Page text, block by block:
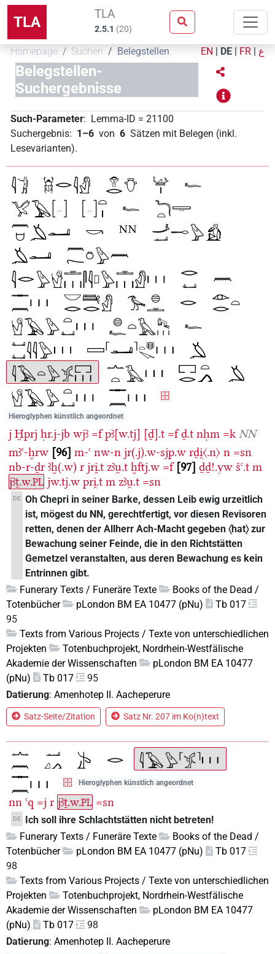
TLA TLA
2.5.1 (20)
Homepage Suchen Belegstellen EN | DE | FR | ع
Belegstellen-
Suchergebnisse
Such-Parameter: Lemma-ID = 21100
Suchergebnis: 1–6 von 6 Sätzen mit Belegen (inkl.
Lesevarianten).
Hieroglyphen künstlich angeordnet
j Ḫprj ḥr.j-jb wjꜣ =f pꜣ[w.tj] [ḏ].t =f ḏ.t nḥm =k NN
mꜣꜥ-ḫrw 96 m-ꜥ nw-n jr(.j).w-sjp.w rḏi̯〈.n〉 n =sn
nb-r-ḏr ꜣḫ(.w) r jri̯.t zꜣu̯.t ḫftj.w =f 97 ḏḏ!.yw šꜥ.t m
jꜣṯ.w.PL jw.tj.w pri̯.t m zꜣu̯.t =sn
DE Oh Chepri in seiner Barke, dessen Leib ewig urzeitlich
ist, mögest du NN, gerechtfertigt, vor diesen Revisoren
retten, denen der Allherr Ach-Macht gegeben 〈hat〉 zur
Bewachung seiner Feinde, die in den Richtstätten
Gemetzel veranstalten, aus deren Bewachung es kein
Entrinnen gibt.
Funerary Texts / Funeräre Texte
Books of the Dead /
Totenbücher
pLondon BM EA 10477 (pNu)
Tb 017
95
Texts from Various Projects / Texte von unterschiedlichen
Projekten
Totenbuchprojekt, Nordrhein-Westfälische
Akademie der Wissenschaften
pLondon BM EA 10477
(pNu)
Tb 017
95
Datierung: Amenhotep II. Aacheperure
Satz-Seite/Zitation Satz Nr. 207 im Ko(n)text
Hieroglyphen künstlich angeordnet
nn ꜥq =j r jꜣṯ.w.PL =sn
DE
Ich soll ihre Schlachtstätten nicht betreten!
Funerary Texts / Funeräre Texte
Books of the Dead /
Totenbücher
pLondon BM EA 10477 (pNu)
Tb 017
98
Texts from Various Projects / Texte von unterschiedlichen
Projekten
Totenbuchprojekt, Nordrhein-Westfälische
Akademie der Wissenschaften
pLondon BM EA 10477
(pNu)
Tb 017
98
Datierung: Amenhotep II. Aacheperure